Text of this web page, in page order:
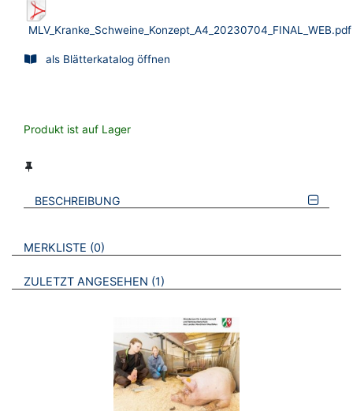
MLV_Kranke_Schweine_Konzept_A4_20230704_FINAL_WEB.pdf
als Blätterkatalog öffnen
Produkt ist auf Lager
BESCHREIBUNG
VERWEISE AUF VERMERKTE- ODER ZULETZT ANGESEHENE
MERKLISTE 0 BROSCHÜREN
ZULETZT ANGESEHEN 1 BROSCHÜREN